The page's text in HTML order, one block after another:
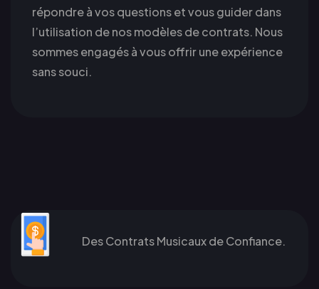
répondre à vos questions et vous guider dans
l’utilisation de nos modèles de contrats. Nous
sommes engagés à vous offrir une expérience
sans souci.
Des Contrats Musicaux de Confiance.